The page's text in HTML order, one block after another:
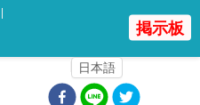
日本語
掲示板